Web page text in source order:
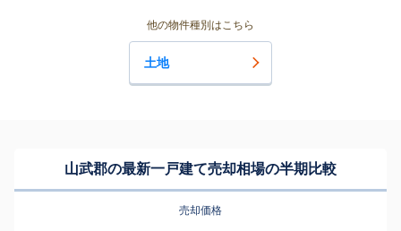
他の物件種別はこちら
土地
山武郡の最新一戸建て売却相場の半期比較
売却価格